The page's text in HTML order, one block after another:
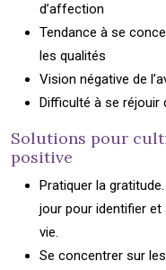
d’affection
Tendance à se
les qualités
Vision négative de
Difficulté à se réjouir
Solutions pour
positive
Pratiquer la
jour pour identifier
vie.
Se concentrer sur